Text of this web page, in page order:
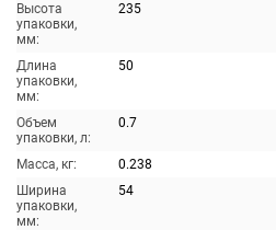
Высота
упаковки,
мм:
235
Длина
упаковки,
мм:
50
Объем
упаковки, л:
0.7
Масса, кг:
0.238
Ширина
упаковки,
мм:
54